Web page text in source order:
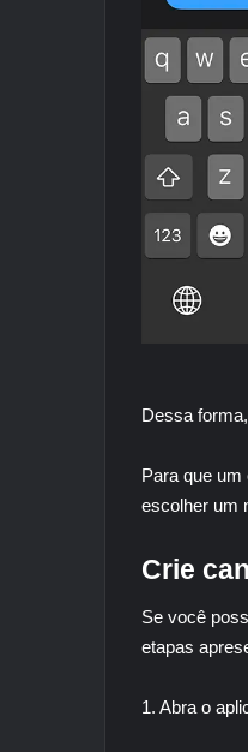
Dessa
Para que
escolher um
Crie
Se você
etapas
1. Abra o